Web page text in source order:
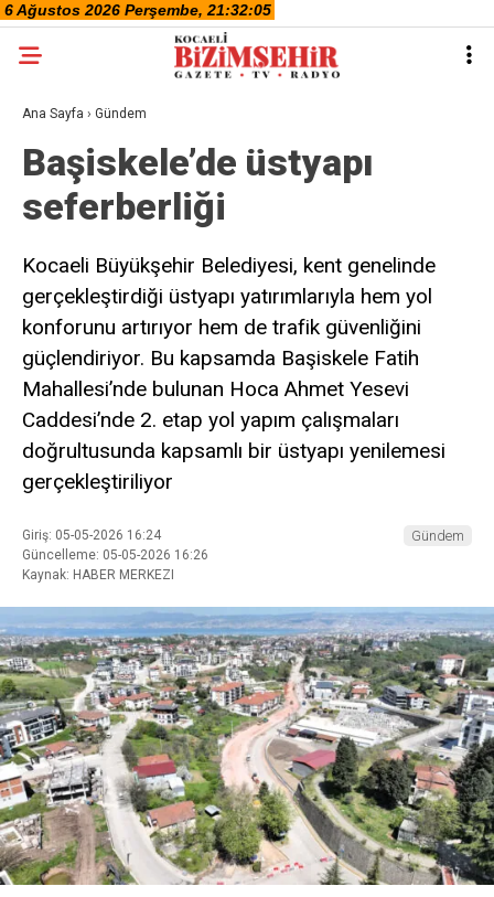
Ana Sayfa › Gündem
Başiskele’de üstyapı
seferberliği
Kocaeli Büyükşehir Belediyesi, kent genelinde
gerçekleştirdiği üstyapı yatırımlarıyla hem yol
konforunu artırıyor hem de trafik güvenliğini
güçlendiriyor. Bu kapsamda Başiskele Fatih
Mahallesi’nde bulunan Hoca Ahmet Yesevi
Caddesi’nde 2. etap yol yapım çalışmaları
doğrultusunda kapsamlı bir üstyapı yenilemesi
gerçekleştiriliyor
Giriş: 05-05-2026 16:24
Güncelleme: 05-05-2026 16:26
Kaynak: HABER MERKEZI
Gündem